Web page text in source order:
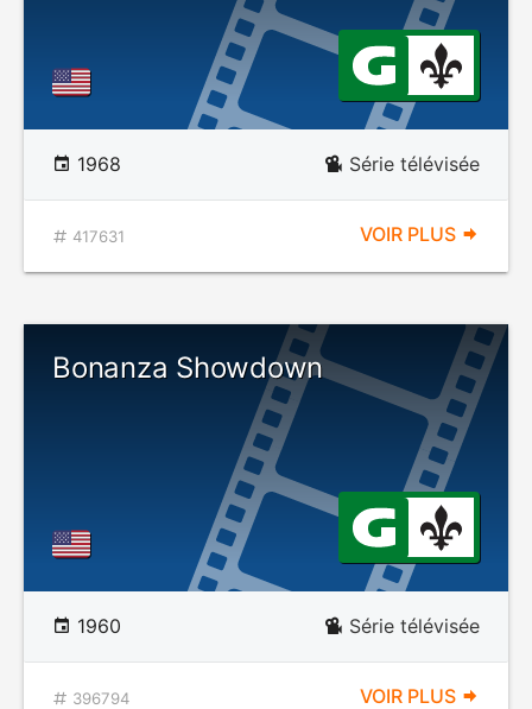
1968 Série télévisée
417631 VOIR PLUS
Bonanza Showdown
1960 Série télévisée
396794 VOIR PLUS